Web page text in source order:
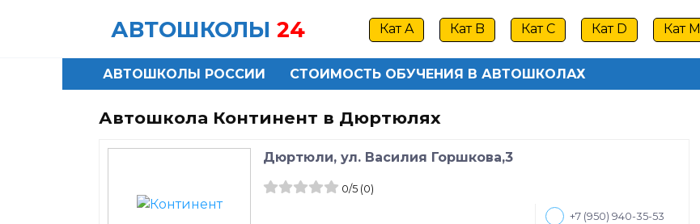
АВТОШКОЛЫ 24 Кат A Кат B Кат C Кат D Кат M
АВТОШКОЛЫ РОССИИ СТОИМОСТЬ ОБУЧЕНИЯ В АВТОШКОЛАХ
Автошкола Континент в Дюртюлях
Дюртюли, ул. Василия Горшкова,3
0/5(0)
+7 (950) 940-35-53